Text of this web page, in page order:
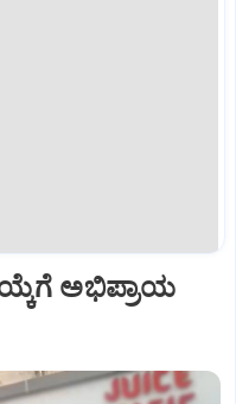
ಅಭಿಪ್ರಾಯ